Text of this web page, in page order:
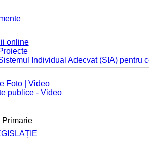
online
Individual Adecvat (SIA) pentru
Foto | Video
publice - Video
Primarie